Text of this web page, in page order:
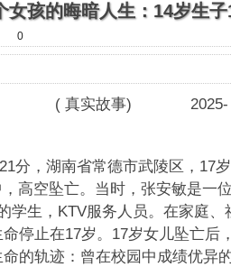
女孩的晦暗人生：14岁生
0
( 真实故事) 2025-
分，湖南省常德市武陵区，17
高空坠亡。当时，张安敏是一
学生，KTV服务人员。在家庭、
停止在17岁。17岁女儿坠亡后
的轨迹：曾在校园中成绩优异